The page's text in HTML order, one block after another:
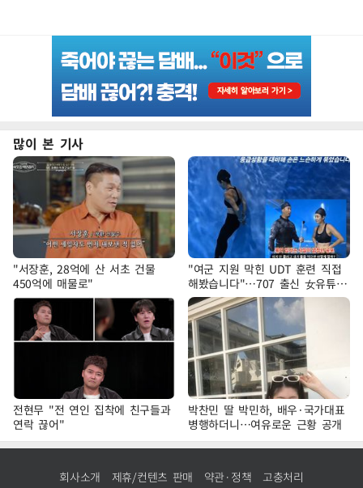
많이 본 기사
"서장훈, 28억에 산 서초 건물
450억에 매물로"
"여군 지원 막힌 UDT 훈련 직접
해봤습니다"…707 출신 女유튜버
'완벽 소화'
전현무 "전 연인 집착에 친구들과
연락 끊어"
박찬민 딸 박민하, 배우·국가대표
병행하더니…여유로운 근황 공개
회사소개 제휴/컨텐츠 판매 약관·정책 고충처리